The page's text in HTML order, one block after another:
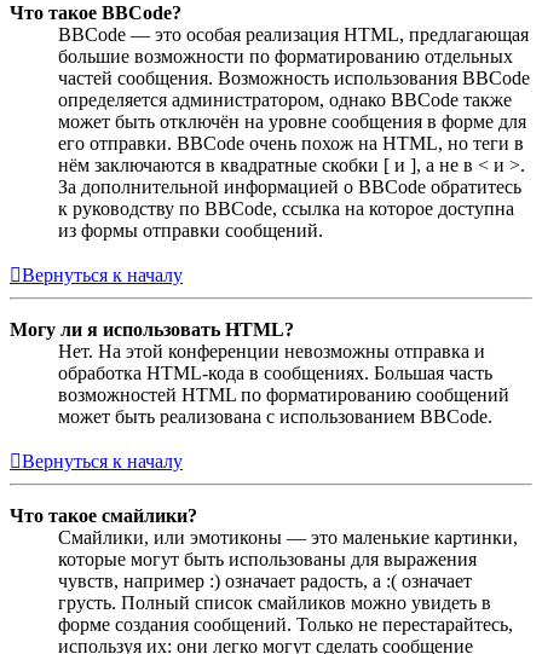
Что такое BBCode?
BBCode — это особая реализация HTML, предлагающая
большие возможности по форматированию отдельных
частей сообщения. Возможность использования BBCode
определяется администратором, однако BBCode также
может быть отключён на уровне сообщения в форме для
его отправки. BBCode очень похож на HTML, но теги в
нём заключаются в квадратные скобки [ и ], а не в < и >.
За дополнительной информацией о BBCode обратитесь
к руководству по BBCode, ссылка на которое доступна
из формы отправки сообщений.
Вернуться к началу
Могу ли я использовать HTML?
Нет. На этой конференции невозможны отправка и
обработка HTML-кода в сообщениях. Большая часть
возможностей HTML по форматированию сообщений
может быть реализована с использованием BBCode.
Вернуться к началу
Что такое смайлики?
Смайлики, или эмотиконы — это маленькие картинки,
которые могут быть использованы для выражения
чувств, например :) означает радость, а :( означает
грусть. Полный список смайликов можно увидеть в
форме создания сообщений. Только не перестарайтесь,
используя их: они легко могут сделать сообщение